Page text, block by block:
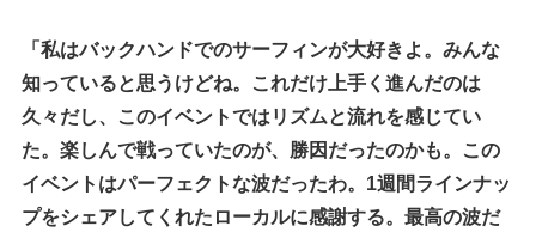
「私はバックハンドでのサーフィンが大好きよ。みんな
知っていると思うけどね。これだけ上手く進んだのは
久々だし、このイベントではリズムと流れを感じてい
た。楽しんで戦っていたのが、勝因だったのかも。この
イベントはパーフェクトな波だったわ。1週間ラインナッ
プをシェアしてくれたローカルに感謝する。最高の波だ